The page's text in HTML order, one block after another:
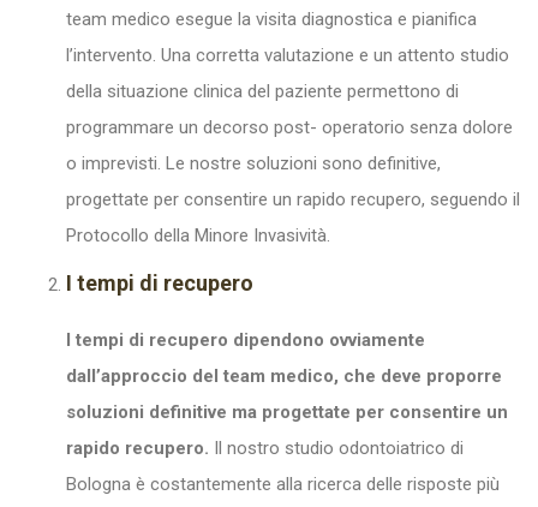
team medico esegue la visita diagnostica e pianifica
l’intervento. Una corretta valutazione e un attento studio
della situazione clinica del paziente permettono di
programmare un decorso post- operatorio senza dolore
o imprevisti. Le nostre soluzioni sono definitive,
progettate per consentire un rapido recupero, seguendo il
Protocollo della Minore Invasività.
I tempi di recupero
I tempi di recupero dipendono ovviamente
dall’approccio del team medico, che deve proporre
soluzioni definitive ma progettate per consentire un
rapido recupero. Il nostro studio odontoiatrico di
Bologna è costantemente alla ricerca delle risposte più